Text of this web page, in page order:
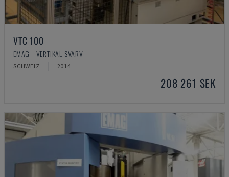
VTC 100
EMAG - VERTIKAL SVARV
SCHWEIZ 2014
208 261 SEK